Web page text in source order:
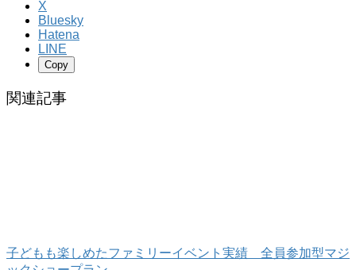
X
Bluesky
Hatena
LINE
Copy
関連記事
子どもも楽しめたファミリーイベント実績 全員参加型マジ